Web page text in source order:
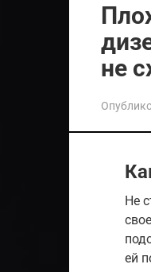
не
Не
ей